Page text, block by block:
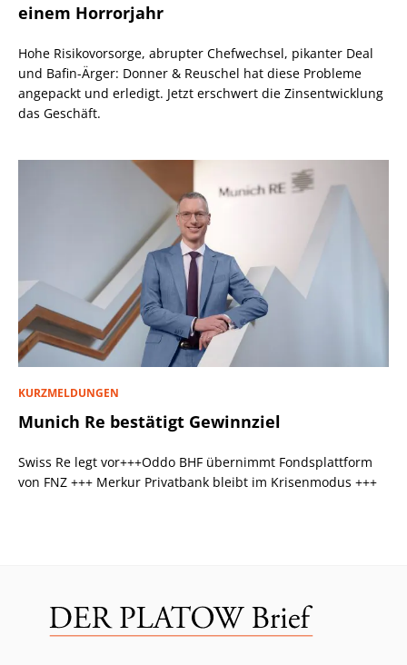
einem Horrorjahr
Hohe Risikovorsorge, abrupter Chefwechsel, pikanter Deal
und Bafin-Ärger: Donner & Reuschel hat diese Probleme
angepackt und erledigt. Jetzt erschwert die Zinsentwicklung
das Geschäft.
KURZMELDUNGEN
Munich Re bestätigt Gewinnziel
Swiss Re legt vor+++Oddo BHF übernimmt Fondsplattform
von FNZ +++ Merkur Privatbank bleibt im Krisenmodus +++